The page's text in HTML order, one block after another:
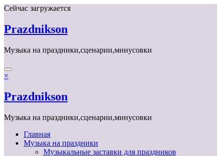
Перейти
содержимому
Сейчас загружается
Prazdnikson
Музыка на праздники,сценарии,минусовки
×
Prazdnikson
Музыка на праздники,сценарии,минусовки
Главная
Музыка на праздники
Музыкальные заставки для праздников